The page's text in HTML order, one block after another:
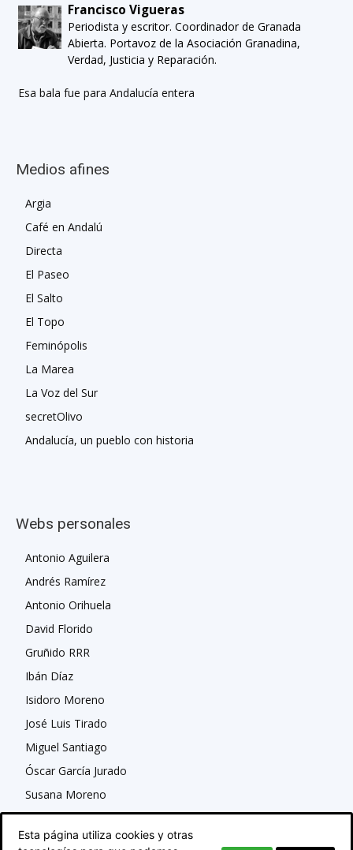
Francisco Vigueras
Periodista y escritor. Coordinador de Granada
Abierta. Portavoz de la Asociación Granadina,
Verdad, Justicia y Reparación.
Esa bala fue para Andalucía entera
Medios afines
Argia
Café en Andalú
Directa
El Paseo
El Salto
El Topo
Feminópolis
La Marea
La Voz del Sur
secretOlivo
Andalucía, un pueblo con historia
Webs personales
Antonio Aguilera
Andrés Ramírez
Antonio Orihuela
David Florido
Gruñido RRR
Ibán Díaz
Isidoro Moreno
José Luis Tirado
Miguel Santiago
Óscar García Jurado
Susana Moreno
Esta página utiliza cookies y otras